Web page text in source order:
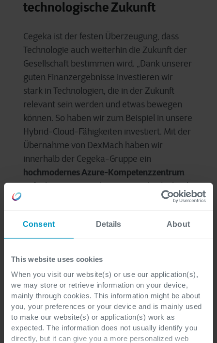
Consent Details About
This website uses cookies
When you visit our website(s) or use our application(s),
we may store or retrieve information on your device,
mainly through cookies. This information might be about
you, your preferences or your device and is mainly used
to make our website(s) or application(s) work as
expected. The information does not usually identify you
directly, but it can give you a more personalized web
technologische Zukunft
Cegeka ist der festen Überzeugung, dass
Technologie auch weiterhin die Zukunft der
Gesellschaft bestimmen wird. „Dank unserer
guten Finanzergebnisse investieren wir
stark in Technologien, die in der Zukunft
relevant sein werden und etwas bewegen
können. So haben wir zum Beispiel in unsere
Hybrid-Cloud-Fähigkeiten investiert. Mit der
Übernahme von DexMach haben wir
innerhalb der Cegeka-Gruppe ein
hochmodernes Azure-Kompetenzzentrum
aufgebaut. Dies stärkt unsere Hybrid-Cloud-
Strategie, indem wir die Fähigkeiten von
mit den Stärken unserer eigenen,
souveränen Cegeka-Rechenzentren
kombinieren“, sagt
5G und Artificial Intelligence
sind heute fixer Teil unseres
Lebens